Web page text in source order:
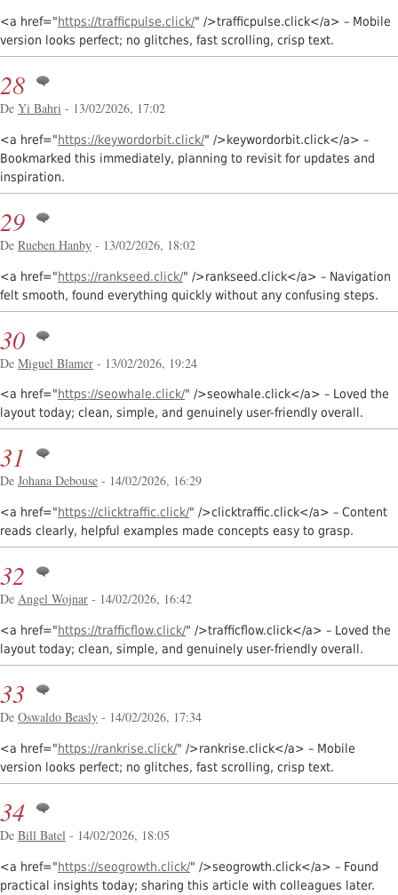
<a href="https://trafficpulse.click/" />trafficpulse.click</a> – Mobile
version looks perfect; no glitches, fast scrolling, crisp text.
28
De Yi Bahri - 13/02/2026, 17:02
<a href="https://keywordorbit.click/" />keywordorbit.click</a> –
Bookmarked this immediately, planning to revisit for updates and
inspiration.
29
De Rueben Hanby - 13/02/2026, 18:02
<a href="https://rankseed.click/" />rankseed.click</a> – Navigation
felt smooth, found everything quickly without any confusing steps.
30
De Miguel Blamer - 13/02/2026, 19:24
<a href="https://seowhale.click/" />seowhale.click</a> – Loved the
layout today; clean, simple, and genuinely user-friendly overall.
31
De Johana Debouse - 14/02/2026, 16:29
<a href="https://clicktraffic.click/" />clicktraffic.click</a> – Content
reads clearly, helpful examples made concepts easy to grasp.
32
De Angel Wojnar - 14/02/2026, 16:42
<a href="https://trafficflow.click/" />trafficflow.click</a> – Loved the
layout today; clean, simple, and genuinely user-friendly overall.
33
De Oswaldo Beasly - 14/02/2026, 17:34
<a href="https://rankrise.click/" />rankrise.click</a> – Mobile
version looks perfect; no glitches, fast scrolling, crisp text.
34
De Bill Batel - 14/02/2026, 18:05
<a href="https://seogrowth.click/" />seogrowth.click</a> – Found
practical insights today; sharing this article with colleagues later.